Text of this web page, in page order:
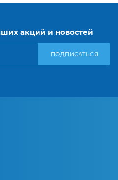
акций и новостей
ПОДПИСАТЬСЯ